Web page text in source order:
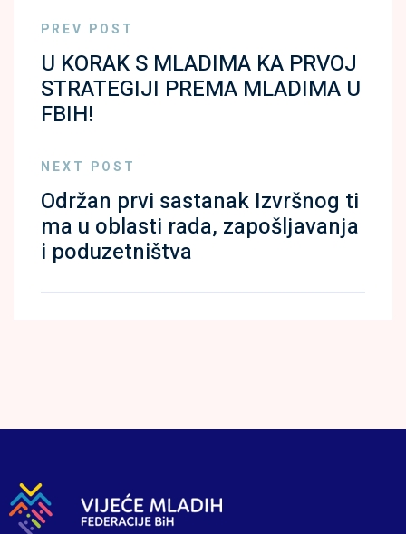
PREV POST
U KORAK S MLADIMA KA PRVOJ
STRATEGIJI PREMA MLADIMA U
FBIH!
NEXT POST
Održan prvi sastanak Izvršnog ti
ma u oblasti rada, zapošljavanja
i poduzetništva